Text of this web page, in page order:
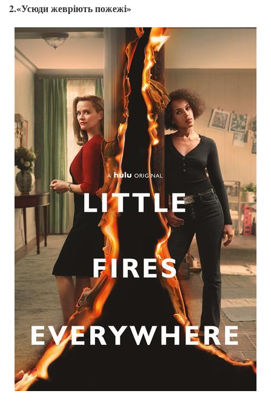
2.«Усюди жевріють пожежі»